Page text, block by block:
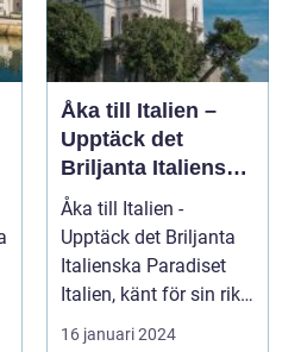
Åka till Italien –
Upptäck det
Briljanta Italienska
Paradiset
Åka till Italien -
Upptäck det Briljanta
Italienska Paradiset
Italien, känt för sin rika
historia, ...
16 januari 2024